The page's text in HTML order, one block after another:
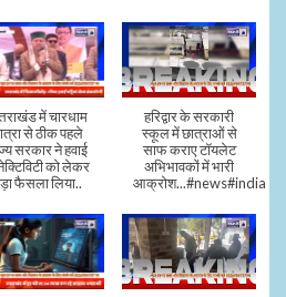
में चारधाम
से ठीक पहले
सरकार ने हवाई
को लेकर
फैसला लिया..
हरिद्वार के सरकारी
स्कूल में छात्राओं से
साफ कराए टॉयलेट
अभिभावकों में भारी
आक्रोश...#news#india